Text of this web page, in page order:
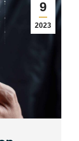
9
2023